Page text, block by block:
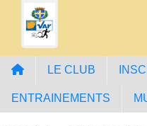
LE CLUB
ENTRAINEMENTS
Panneau de gestion des